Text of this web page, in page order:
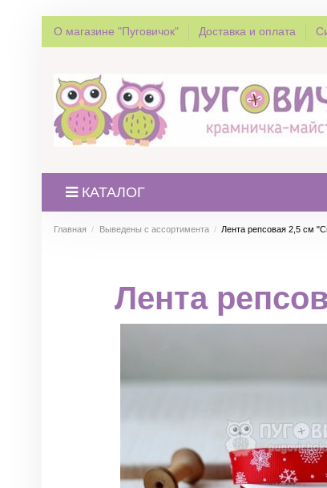
О магазине "Пуговичок" Доставка и оплата
КАТАЛОГ
Главная Выведены с ассортимента Лента репсовая 2,5 см
Лента